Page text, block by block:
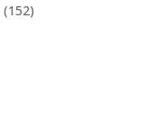
(152)